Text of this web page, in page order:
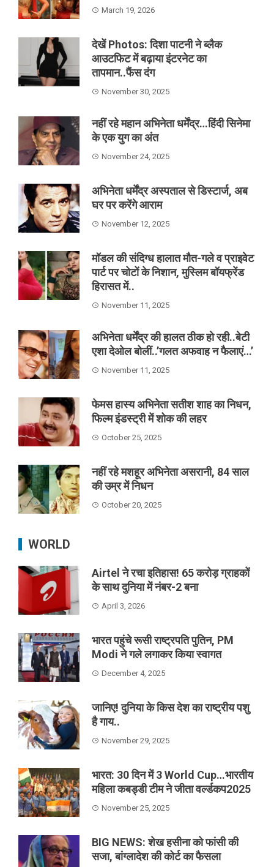
March 19, 2026
देखें Photos: दिशा पाटनी ने ब्लैक
आउटफिट में बढ़ाया इंटरनेट का
तापमान..फैंस दंग
November 30, 2025
नहीं रहे महान अभिनेता धर्मेंद्र…हिंदी सिनेमा
के एक युग का अंत
November 24, 2025
अभिनेता धर्मेंद्र अस्पताल से डिस्टार्ज, अब
घर पर करेंगे आराम
November 12, 2025
मॉडल की संदिग्ध हालात मौत-गले व प्राइवेट
पार्ट पर चोटों के निशान, मुस्लिम बॉयफ्रेंड
हिरासत में..
November 11, 2025
अभिनेता धर्मेंद्र की हालत ठीक हो रही..बेटी
एशा देओल बोलीं..’गलत अफवाह न फैलाएं…’
November 11, 2025
फेमस हास्य अभिनेता सतीश शाह का निधन,
फिल्म इंडस्ट्री में शोक की लहर
October 25, 2025
नहीं रहे मशहूर अभिनेता असरानी, 84 साल
की उम्र में निधन
October 20, 2025
WORLD
Airtel ने रचा इतिहास! 65 करोड़ ग्राहकों
के साथ दुनिया में नंबर-2 बना
April 3, 2026
भारत पहुंचे रूसी राष्ट्रपति पुतिन, PM
Modi ने गले लगाकर किया स्वागत
December 4, 2025
जानिए! दुनिया के किस देश का राष्ट्रीय पशु
है गाय..
November 29, 2025
भारत: 30 दिन में 3 World Cup…भारतीय
महिला कबड्डी टीम ने जीता वर्ल्डकप2025
November 25, 2025
BIG NEWS: शेख हसीना को फांसी की
सजा, बांग्लादेश की कोर्ट का फैसला